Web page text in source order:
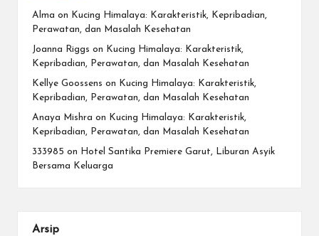
Alma on
Kucing Himalaya: Karakteristik, Kepribadian,
Perawatan, dan Masalah Kesehatan
Joanna Riggs on
Kucing Himalaya: Karakteristik,
Kepribadian, Perawatan, dan Masalah Kesehatan
Kellye Goossens on
Kucing Himalaya: Karakteristik,
Kepribadian, Perawatan, dan Masalah Kesehatan
Anaya Mishra on
Kucing Himalaya: Karakteristik,
Kepribadian, Perawatan, dan Masalah Kesehatan
333985 on
Hotel Santika Premiere Garut, Liburan Asyik
Bersama Keluarga
Arsip